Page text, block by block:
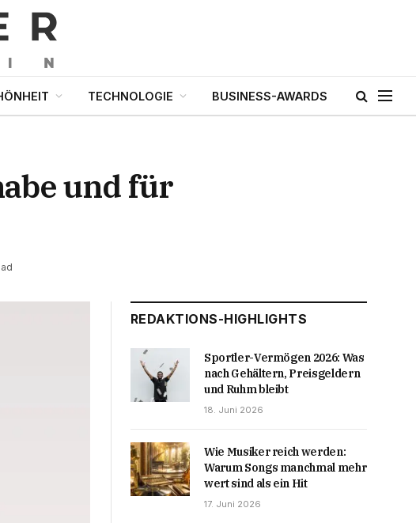
TECHNOLOGIE BUSINESS-AWARDS
und für
REDAKTIONS-HIGHLIGHTS
Sportler-Vermögen 2026: Was
nach Gehältern, Preisgeldern
und Ruhm bleibt
18. Juni 2026
Wie Musiker reich werden:
Warum Songs manchmal mehr
wert sind als ein Hit
17. Juni 2026